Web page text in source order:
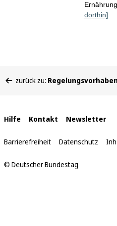
dorthin]
befinden
zurück zu: Regelungsvorhaben
Interne
Links
Hilfe Kontakt Newsletter
Barrierefreiheit Datenschutz
© Deutscher Bundestag